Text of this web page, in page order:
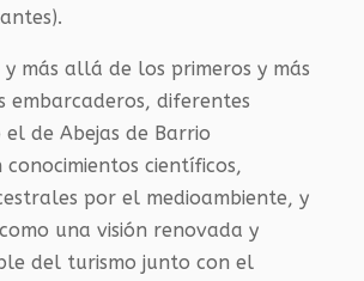
más allá de los primeros y más
embarcaderos, diferentes
el de Abejas de Barrio
científicos,
por el medioambiente, y
una visión renovada y
del turismo junto con el